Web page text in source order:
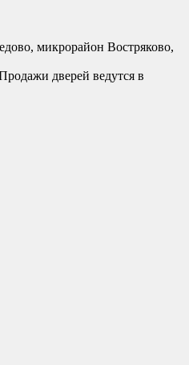
микрорайон Востряково,
дверей ведутся в